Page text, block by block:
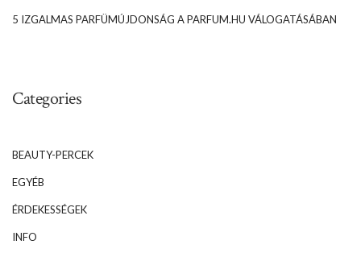
5 IZGALMAS PARFÜMÚJDONSÁG A PARFUM.HU VÁLOGATÁSÁBAN
Categories
BEAUTY-PERCEK
EGYÉB
ÉRDEKESSÉGEK
INFO